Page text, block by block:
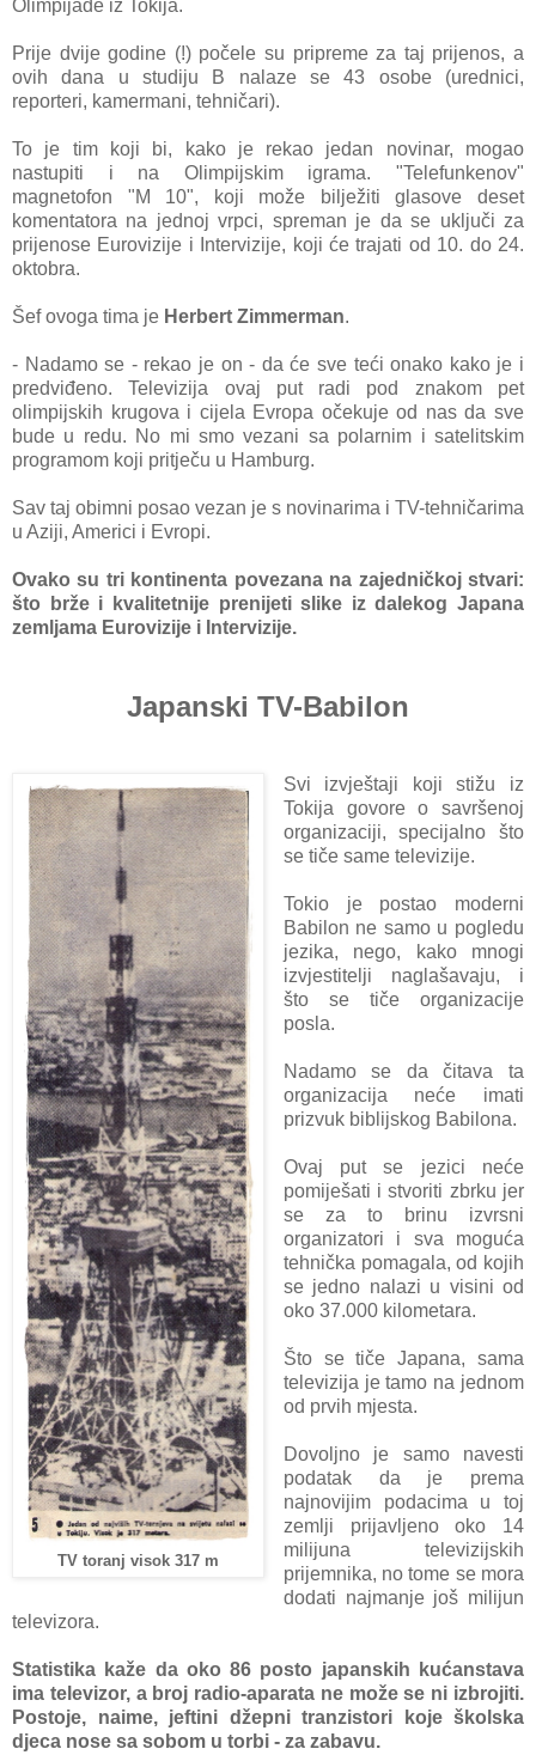
Olimpijade iz Tokija.
Prije dvije godine (!) počele su pripreme za taj prijenos, a
ovih dana u studiju B nalaze se 43 osobe (urednici,
reporteri, kamermani, tehničari).
To je tim koji bi, kako je rekao jedan novinar, mogao
nastupiti i na Olimpijskim igrama. "Telefunkenov"
magnetofon "M 10", koji može bilježiti glasove deset
komentatora na jednoj vrpci, spreman je da se uključi za
prijenose Eurovizije i Intervizije, koji će trajati od 10. do 24.
oktobra.
Šef ovoga tima je Herbert Zimmerman.
- Nadamo se - rekao je on - da će sve teći onako kako je i
predviđeno. Televizija ovaj put radi pod znakom pet
olimpijskih krugova i cijela Evropa očekuje od nas da sve
bude u redu. No mi smo vezani sa polarnim i satelitskim
programom koji pritječu u Hamburg.
Sav taj obimni posao vezan je s novinarima i TV-tehničarima
u Aziji, Americi i Evropi.
Ovako su tri kontinenta povezana na zajedničkoj stvari:
što brže i kvalitetnije prenijeti slike iz dalekog Japana
zemljama Eurovizije i Intervizije.
Japanski TV-Babilon
TV toranj visok 317 m
Svi izvještaji koji stižu iz
Tokija govore o savršenoj
organizaciji, specijalno što
se tiče same televizije.
Tokio je postao moderni
Babilon ne samo u pogledu
jezika, nego, kako mnogi
izvjestitelji naglašavaju, i
što se tiče organizacije
posla.
Nadamo se da čitava ta
organizacija neće imati
prizvuk biblijskog Babilona.
Ovaj put se jezici neće
pomiješati i stvoriti zbrku jer
se za to brinu izvrsni
organizatori i sva moguća
tehnička pomagala, od kojih
se jedno nalazi u visini od
oko 37.000 kilometara.
Što se tiče Japana, sama
televizija je tamo na jednom
od prvih mjesta.
Dovoljno je samo navesti
podatak da je prema
najnovijim podacima u toj
zemlji prijavljeno oko 14
milijuna televizijskih
prijemnika, no tome se mora
dodati najmanje još milijun
televizora.
Statistika kaže da oko 86 posto japanskih kućanstava
ima televizor, a broj radio-aparata ne može se ni izbrojiti.
Postoje, naime, jeftini džepni tranzistori koje školska
djeca nose sa sobom u torbi - za zabavu.